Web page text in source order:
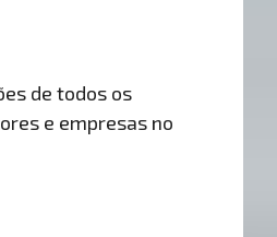
de todos os
e empresas no